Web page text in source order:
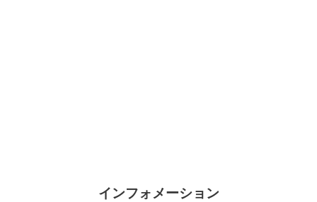
インフォメーション